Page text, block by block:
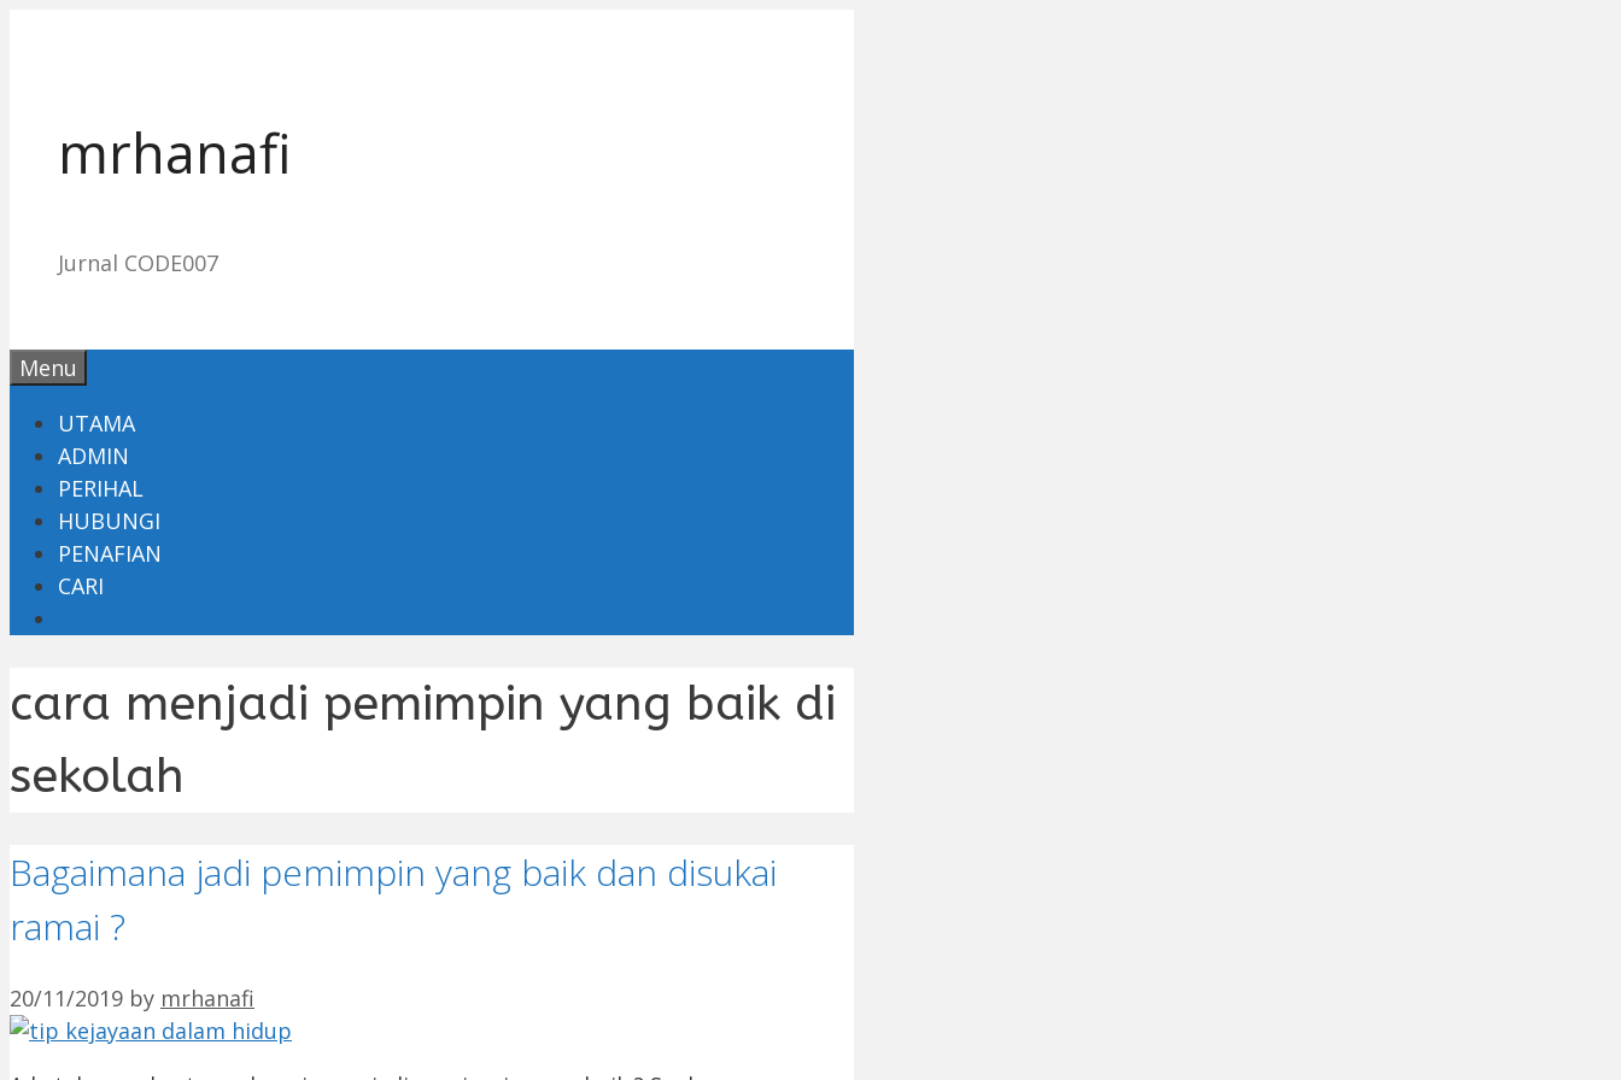
mrhanafi
Jurnal CODE007
Menu
UTAMA
ADMIN
PERIHAL
HUBUNGI
PENAFIAN
CARI
cara menjadi pemimpin yang baik di
sekolah
Bagaimana jadi pemimpin yang baik dan disukai
ramai ?
20/11/2019 by mrhanafi